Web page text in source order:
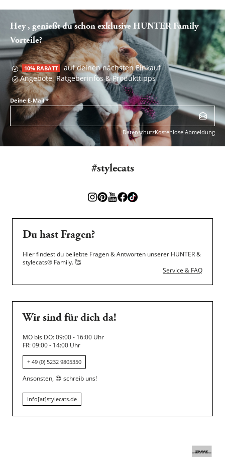
Hey , genießt du schon exklusive HUNTER Family
Vorteile?
10% RABATT auf deinen nächsten Einkauf
Angebote, Ratgeberinfos & Produkttipps
Deine E-Mail*
DatenschutzKostenlose Abmeldung
#stylecats
Du hast Fragen?
Hier findest du beliebte Fragen & Antworten unserer HUNTER &
stylecats® Family.🥰
Service & FAQ
Wir sind für dich da!
MO bis DO: 09:00 - 16:00 Uhr
FR: 09:00 - 14:00 Uhr
+ 49 (0) 5232 9805350
Ansonsten, 😍 schreib uns!
info[at]stylecats.de